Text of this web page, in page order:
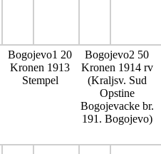
Bogojevo1 20
Kronen 1913
Stempel
Bogojevo2 50
Kronen 1914 rv
(Kraljsv. Sud
Opstine
Bogojevacke br.
191. Bogojevo)